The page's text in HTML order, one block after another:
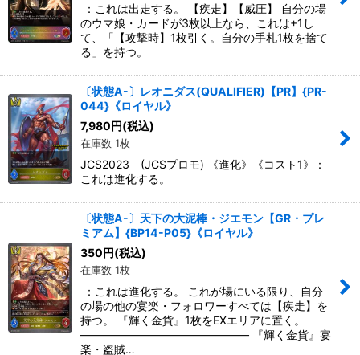
：これは出走する。 【疾走】【威圧】 自分の場
のウマ娘・カードが3枚以上なら、これは+1し
て、「【攻撃時】1枚引く。自分の手札1枚を捨て
る」を持つ。
〔状態A-〕レオニダス(QUALIFIER)【PR】{PR-
044}《ロイヤル》
7,980円(税込)
在庫数 1枚
JCS2023 (JCSプロモ) 《進化》《コスト1》：
これは進化する。
〔状態A-〕天下の大泥棒・ジエモン【GR・プレ
ミアム】{BP14-P05}《ロイヤル》
350円(税込)
在庫数 1枚
：これは進化する。 これが場にいる限り、自分
の場の他の宴楽・フォロワーすべては【疾走】を
持つ。 『輝く金貨』1枚をEXエリアに置く。
――――――――――――――― 『輝く金貨』宴
楽・盗賊…